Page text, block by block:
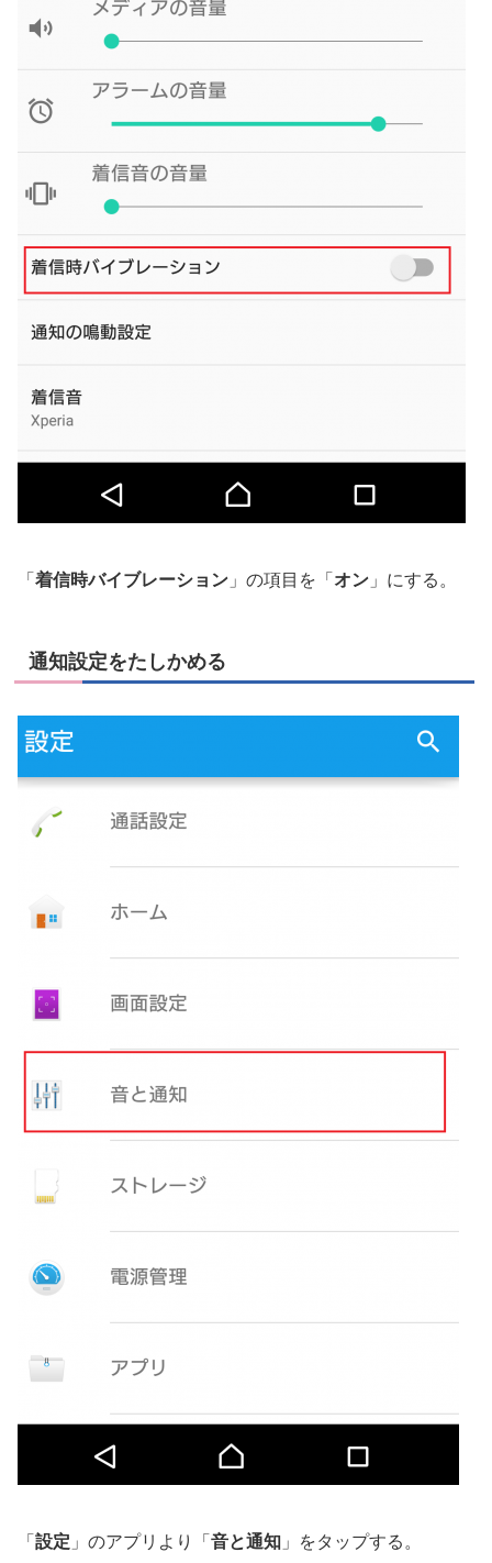
「 着信時バイブレーション 」の項目を「 オン 」にする。
通知設定をたしかめる
「 設定 」のアプリより「 音と通知 」をタップする。